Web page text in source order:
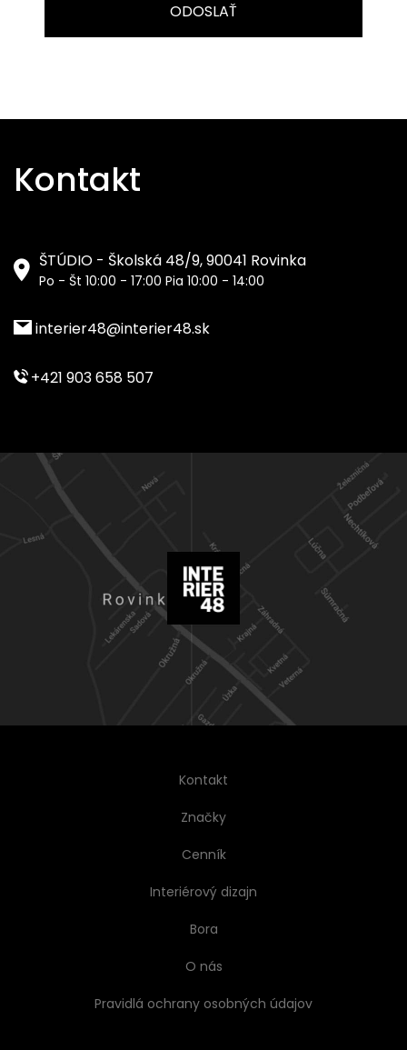
ODOSLAŤ
Kontakt
ŠTÚDIO - Školská 48/9, 90041 Rovinka
Po - Št 10:00 - 17:00 Pia 10:00 - 14:00
interier48@interier48.sk
+421 903 658 507
Kontakt
Značky
Cenník
Interiérový dizajn
Bora
O nás
Pravidlá ochrany osobných údajov